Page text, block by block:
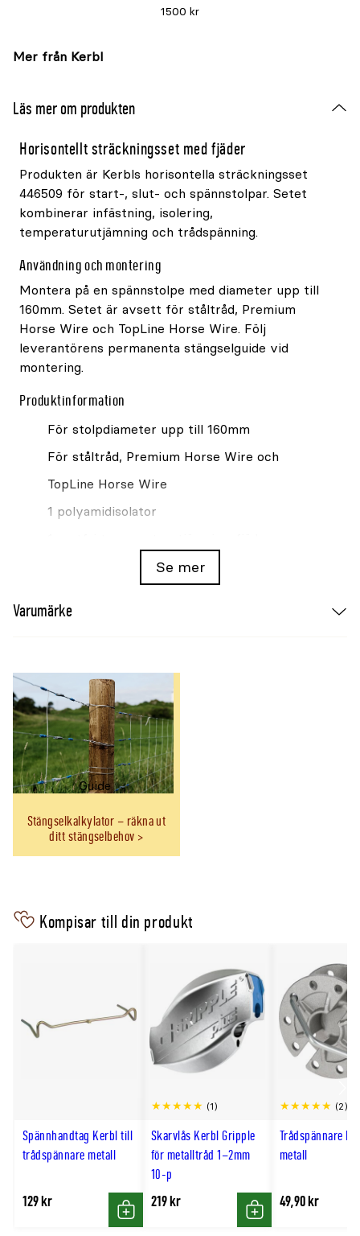
1500 kr
Mer från Kerbl
Läs mer om produkten
Horisontellt sträckningsset med fjäder
Produkten är Kerbls horisontella sträckningsset
446509 för start-, slut- och spännstolpar. Setet
kombinerar infästning, isolering,
temperaturutjämning och trådspänning.
Användning och montering
Montera på en spännstolpe med diameter upp till
160mm. Setet är avsett för ståltråd, Premium
Horse Wire och TopLine Horse Wire. Följ
leverantörens permanenta stängselguide vid
montering.
Produktinformation
För stolpdiameter upp till 160mm
För ståltråd, Premium Horse Wire och
TopLine Horse Wire
1 polyamidisolator
1 permanent trådspännare utan spännarm
Förpackning: 1 set
Kontrollera trådspänning, infästningar och
metalldelar efter monteringen och därefter
regelbundet. Åtgärda glapp, korrosion eller
skadade komponenter innan stängslet
spänningssätts igen.
Se mer
Varumärke
Guide
Stängselkalkylator – räkna ut
ditt stängselbehov
Kompisar till din produkt
Spännhandtag Kerbl till
trådspännare metall
129 kr
Köp
Skarvlås Kerbl Gripple
för metalltråd 1–2mm
10-p
(1)
219 kr
Köp
Trådspännare
metall
(2)
49,90 kr